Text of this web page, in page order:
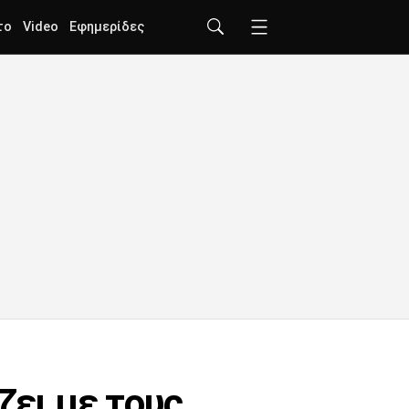
Video Εφημερίδες